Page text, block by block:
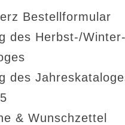
Bestellformular
des Herbst-/Winter-
des
& Wunschzettel